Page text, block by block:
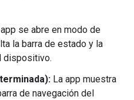
app se abre en modo de
la barra de estado y la
dispositivo.
La app muestra
de navegación del